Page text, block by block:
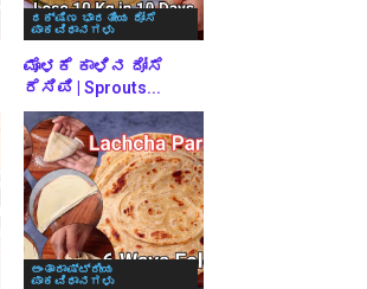
ದಕ್ಷಿಣ ಭಾರತೀಯ ದೋಸೆ
ಪಾಕವಿಧಾನಗಳು
ಮೊಳಕೆ ಕಾಳಿನ ದೋಸೆ
ರೆಸಿಪಿ | Sprouts...
ಅಂತಾರಾಷ್ಟ್ರೀಯ
ಪಾಕವಿಧಾನಗಳು